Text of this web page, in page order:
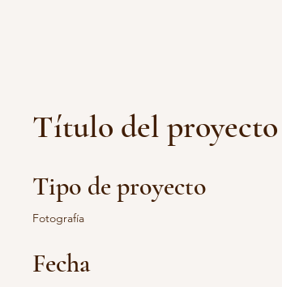
Título del proyecto
Tipo de proyecto
Fotografía
Fecha